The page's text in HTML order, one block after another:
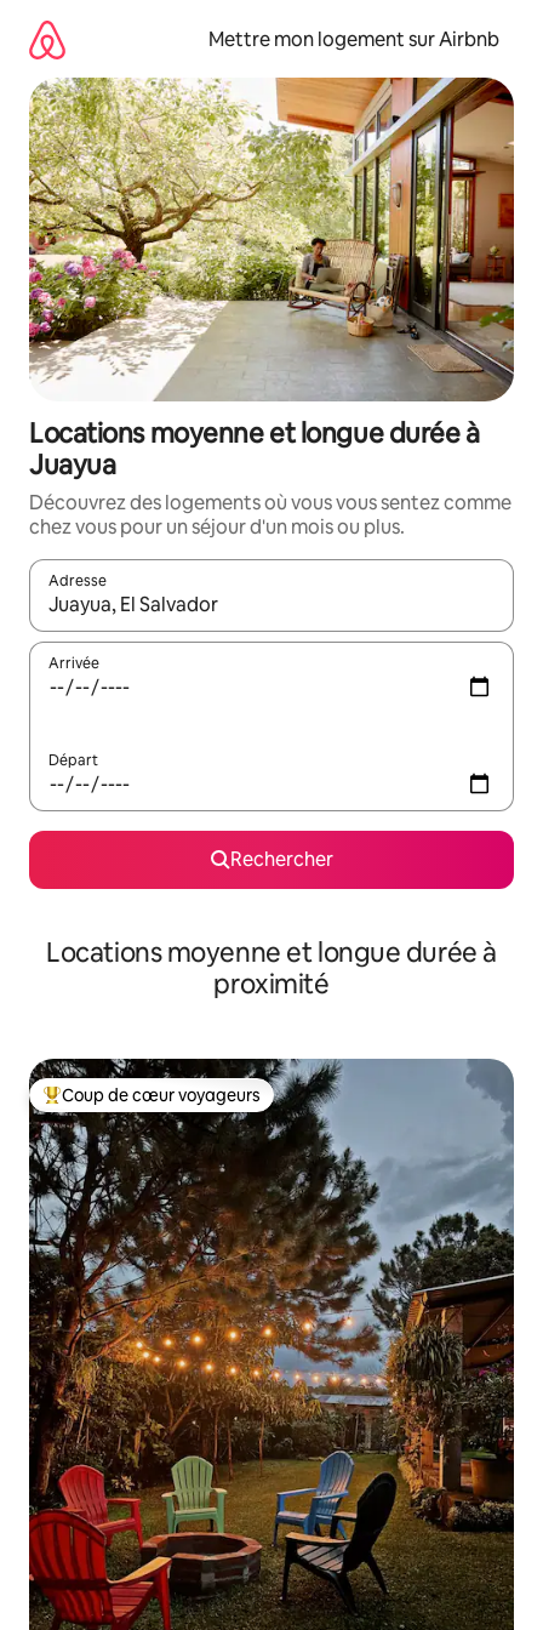
directement
contenu
Mettre mon logement sur Airbnb
Locations moyenne et longue durée à
Juayua
Découvrez des logements où vous vous sentez comme
chez vous pour un séjour d'un mois ou plus.
Adresse
Lorsque les résultats s'affichent, utilisez les flèches vers le
Arrivée
Départ
Rechercher
Locations moyenne et longue durée à
proximité
Coups de cœur voyageurs les plus appréciés
Coup de cœur voyageurs